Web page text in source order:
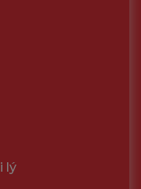
Quận Hải Châu,
Quận 10, TP Hồ
lý